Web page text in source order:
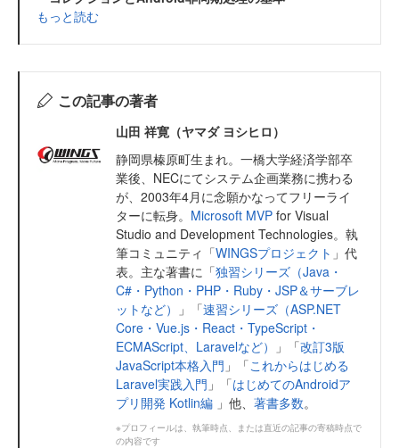
もっと読む
この記事の著者
山田 祥寛（ヤマダ ヨシヒロ）
静岡県榛原町生まれ。一橋大学経済学部卒
業後、NECにてシステム企画業務に携わる
が、2003年4月に念願かなってフリーライ
ターに転身。 Microsoft MVP for Visual
Studio and Development Technologies。執
筆コミュニティ「WINGSプロジェクト 」代
表。主な著書に「独習シリーズ（Java・
C#・Python・PHP・Ruby・JSP＆サーブレ
ットなど）
」「速習シリーズ（ASP.NET
Core・Vue.js・React・TypeScript・
ECMAScript、Laravelなど）
」「改訂3版
JavaScript本格入門 」「これからはじめる
Laravel実践入門 」「はじめてのAndroidア
プリ開発 Kotlin編 」他、 著書多数。
※プロフィールは、執筆時点、または直近の記事の寄稿時点で
の内容です